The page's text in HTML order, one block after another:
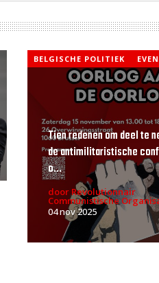
BELGISCHE POLITIEK
Tien redenen om deel te
de antimilitaristische
o...
door Revolutionnair
Communistische
04 nov 2025